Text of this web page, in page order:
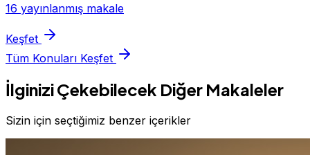
16 yayınlanmış makale
Keşfet
Tüm Konuları Keşfet
İlginizi Çekebilecek Diğer Makaleler
Sizin için seçtiğimiz benzer içerikler